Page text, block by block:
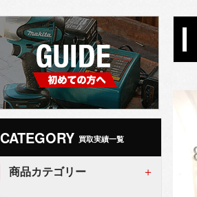
CATEGORY 買取実績一覧
商品カテゴリー